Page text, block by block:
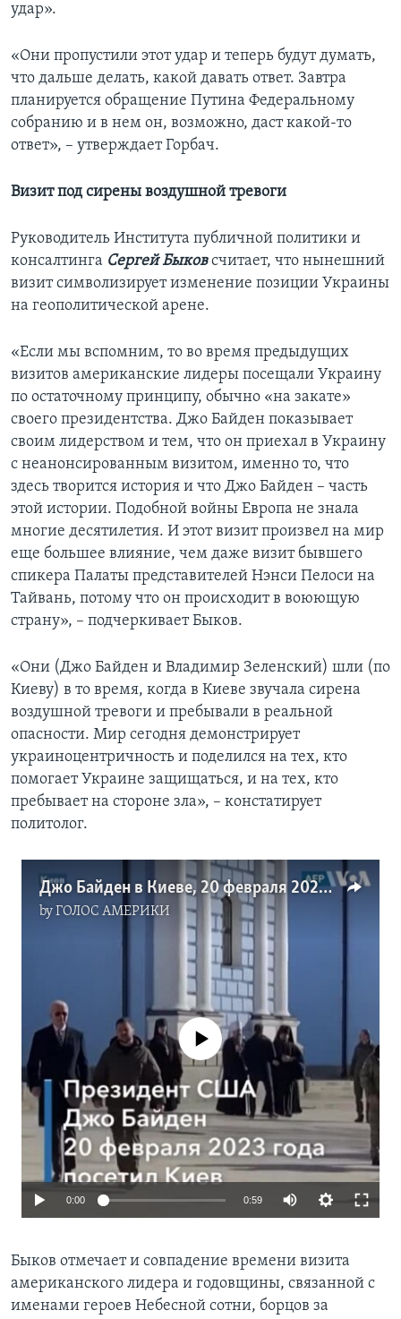
удар».
«Они пропустили этот удар и теперь будут думать,
что дальше делать, какой давать ответ. Завтра
планируется обращение Путина Федеральному
собранию и в нем он, возможно, даст какой-то
ответ», – утверждает Горбач.
Визит под сирены воздушной тревоги
Руководитель Института публичной политики и
консалтинга Сергей Быковсчитает, что нынешний
визит символизирует изменение позиции Украины
на геополитической арене.
«Если мы вспомним, то во время предыдущих
визитов американские лидеры посещали Украину
по остаточному принципу, обычно «на закате»
своего президентства. Джо Байден показывает
своим лидерством и тем, что он приехал в Украину
с неанонсированным визитом, именно то, что
здесь творится история и что Джо Байден – часть
этой истории. Подобной войны Европа не знала
многие десятилетия. И этот визит произвел на мир
еще большее влияние, чем даже визит бывшего
спикера Палаты представителей Нэнси Пелоси на
Тайвань, потому что он происходит в воюющую
страну», – подчеркивает Быков.
«Они (Джо Байден и Владимир Зеленский) шли (по
Киеву) в то время, когда в Киеве звучала сирена
воздушной тревоги и пребывали в реальной
опасности. Мир сегодня демонстрирует
украиноцентричность и поделился на тех, кто
помогает Украине защищаться, и на тех, кто
пребывает на стороне зла», – констатирует
политолог.
Джо Байден в Киеве, 20 февраля 2023 года
byГОЛОС АМЕРИКИ
No media source currently available
0:00 0:59
Быков отмечает и совпадение времени визита
американского лидера и годовщины, связанной с
именами героев Небесной сотни, борцов за